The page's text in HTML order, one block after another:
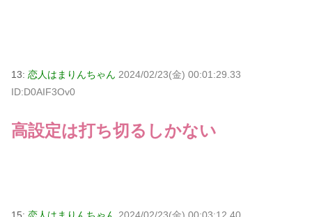
13: 恋人はまりんちゃん 2024/02/23(金) 00:01:29.33
ID:D0AIF3Ov0
高設定は打ち切るしかない